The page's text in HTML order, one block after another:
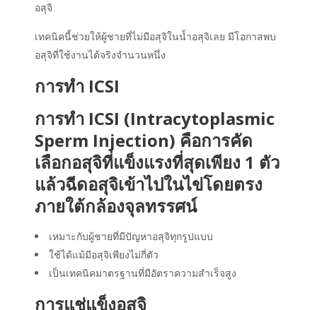
อสุจิ
เทคนิคนี้ช่วยให้ผู้ชายที่ไม่มีอสุจิในน้ำอสุจิเลย มีโอกาสพบ
อสุจิที่ใช้งานได้จริงจำนวนหนึ่ง
การทำ ICSI
การทำ ICSI (Intracytoplasmic
Sperm Injection) คือการคัด
เลือกอสุจิที่แข็งแรงที่สุดเพียง 1 ตัว
แล้วฉีดอสุจิเข้าไปในไข่โดยตรง
ภายใต้กล้องจุลทรรศน์
เหมาะกับผู้ชายที่มีปัญหาอสุจิทุกรูปแบบ
ใช้ได้แม้มีอสุจิเพียงไม่กี่ตัว
เป็นเทคนิคมาตรฐานที่มีอัตราความสำเร็จสูง
การแช่แข็งอสุจิ